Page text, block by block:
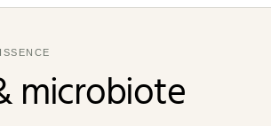
microbiote